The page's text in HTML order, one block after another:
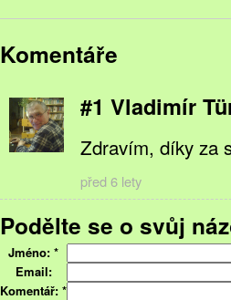
Komentáře
#1 Vladimír
Zdravím, díky za
před 6 lety
Podělte se o svůj
Jméno: *
Email:
Komentář: *